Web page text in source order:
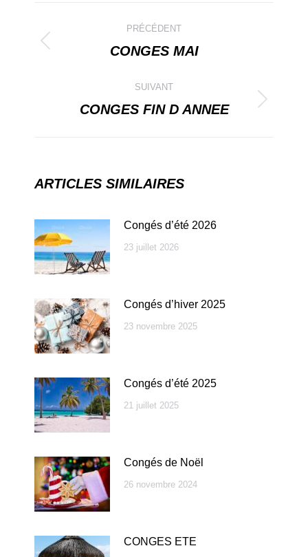
article
PRÉCÉDENT
Article
:
CONGES MAI
SUIVANT
Article
CONGES FIN D ANNEE
ARTICLES SIMILAIRES
Congés d’été 2026
23 juillet 2026
Congés d’hiver 2025
23 novembre 2025
Congés d’été 2025
21 juillet 2025
Congés de Noël
26 novembre 2024
CONGES ETE